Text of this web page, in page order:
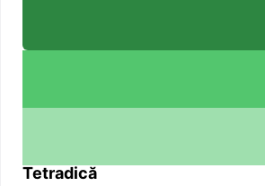
Tetradică